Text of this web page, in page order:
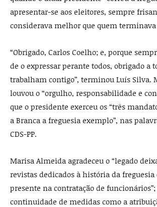
apresentar-se aos eleitores, sempre
considerava melhor que quem terminava
“Obrigado, Carlos Coelho; e, porque
de o expressar perante todos, obrigado a
trabalham contigo”, terminou Luís Silva.
louvou o “orgulho, responsabilidade e
que o presidente exerceu os “três
a Branca a freguesia exemplo”, nas
CDS-PP.
Marisa Almeida agradeceu o “legado
revistas dedicados à história da freguesia
presente na contratação de funcionários”;
continuidade de medidas como a